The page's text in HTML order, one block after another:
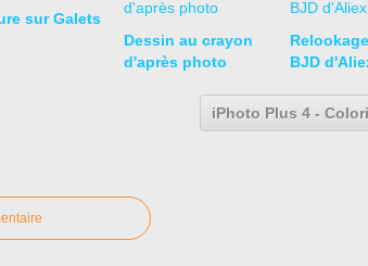
sur Galets
Dessin au crayon
d'après photo
BJD
iPhoto Plus 4 -